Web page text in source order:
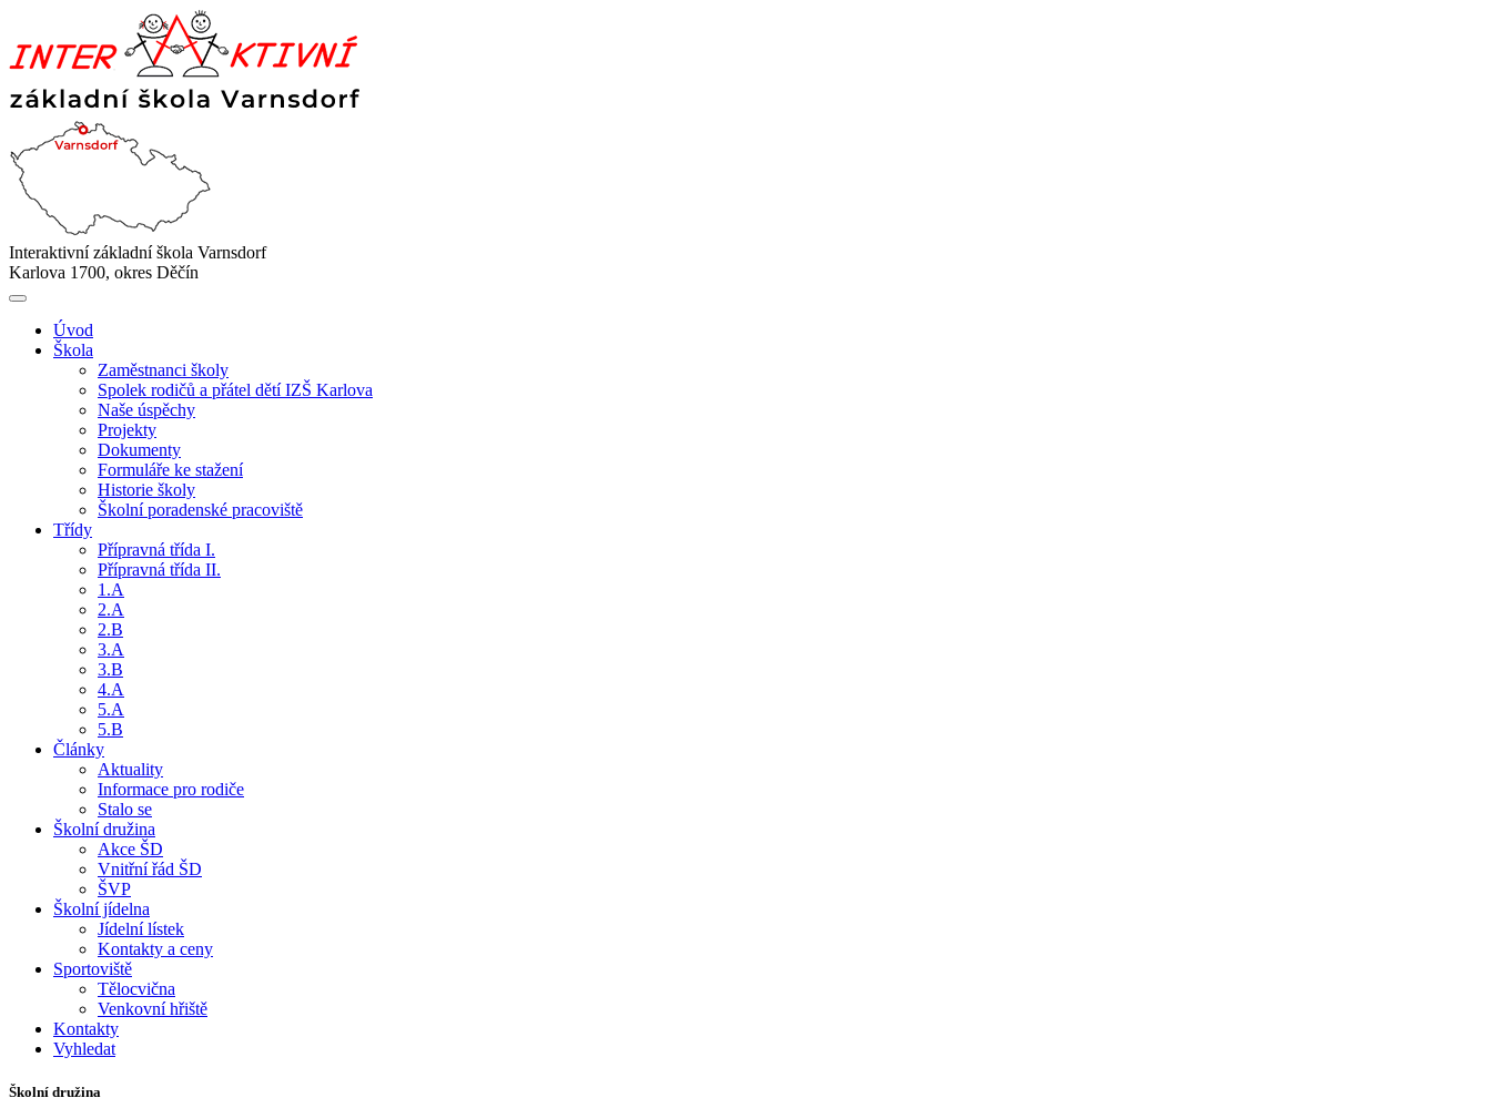
Interaktivní základní škola Varnsdorf
Karlova 1700, okres Děčín
Úvod
Škola
Zaměstnanci školy
Spolek rodičů a přátel dětí IZŠ Karlova
Naše úspěchy
Projekty
Dokumenty
Formuláře ke stažení
Historie školy
Školní poradenské pracoviště
Třídy
Přípravná třída I.
Přípravná třída II.
1.A
2.A
2.B
3.A
3.B
4.A
5.A
5.B
Články
Aktuality
Informace pro rodiče
Stalo se
Školní družina
Akce ŠD
Vnitřní řád ŠD
ŠVP
Školní jídelna
Jídelní lístek
Kontakty a ceny
Sportoviště
Tělocvična
Venkovní hřiště
Kontakty
Vyhledat
Školní družina